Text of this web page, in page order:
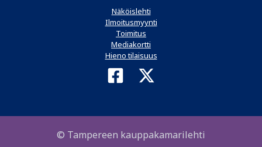
Näköislehti
Ilmoitusmyynti
Toimitus
Mediakortti
Hieno tilaisuus
© Tampereen kauppakamarilehti